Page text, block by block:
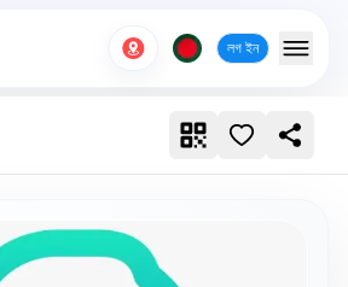
লগ ইন